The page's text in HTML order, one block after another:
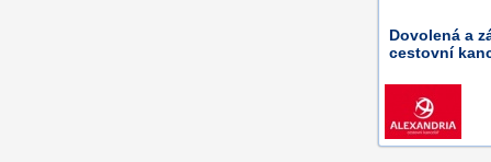
Dovolená a
cestovní